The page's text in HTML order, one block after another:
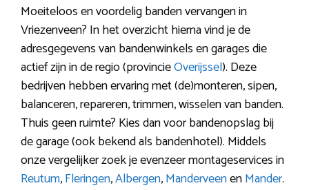
Moeiteloos en voordelig banden vervangen in
Vriezenveen? In het overzicht hierna vind je de
adresgegevens van bandenwinkels en garages die
actief zijn in de regio (provincieOverijssel). Deze
bedrijven hebben ervaring met (de)monteren, sipen,
balanceren, repareren, trimmen, wisselen van banden.
Thuis geen ruimte? Kies dan voor bandenopslag bij
de garage (ook bekend als bandenhotel). Middels
onze vergelijker zoek je evenzeer montageservices in
Reutum,Fleringen,Albergen,ManderveenenMander.